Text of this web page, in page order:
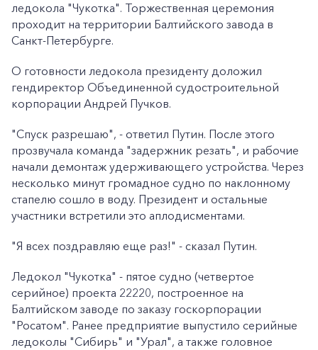
ледокола "Чукотка". Торжественная церемония
проходит на территории Балтийского завода в
Санкт-Петербурге.
О готовности ледокола президенту доложил
гендиректор Объединенной судостроительной
корпорации Андрей Пучков.
"Спуск разрешаю", - ответил Путин. После этого
прозвучала команда "задержник резать", и рабочие
начали демонтаж удерживающего устройства. Через
несколько минут громадное судно по наклонному
стапелю сошло в воду. Президент и остальные
участники встретили это аплодисментами.
"Я всех поздравляю еще раз!" - сказал Путин.
Ледокол "Чукотка" - пятое судно (четвертое
серийное) проекта 22220, построенное на
Балтийском заводе по заказу госкорпорации
"Росатом". Ранее предприятие выпустило серийные
ледоколы "Сибирь" и "Урал", а также головное